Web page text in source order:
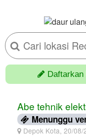
Daftarkan
Abe tehnik
Menunggu
Depok Kota, 20/08/